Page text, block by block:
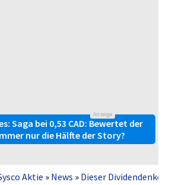
Anzeige
Saga bei 0,53 CAD: Bewertet der
nur die Hälfte der Story?
Aktie » News » Dieser